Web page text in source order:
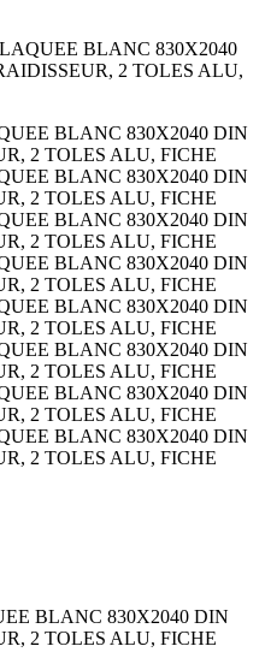
BLANC 830X2040
2 TOLES ALU,
BLANC 830X2040 DIN
2 TOLES ALU, FICHE